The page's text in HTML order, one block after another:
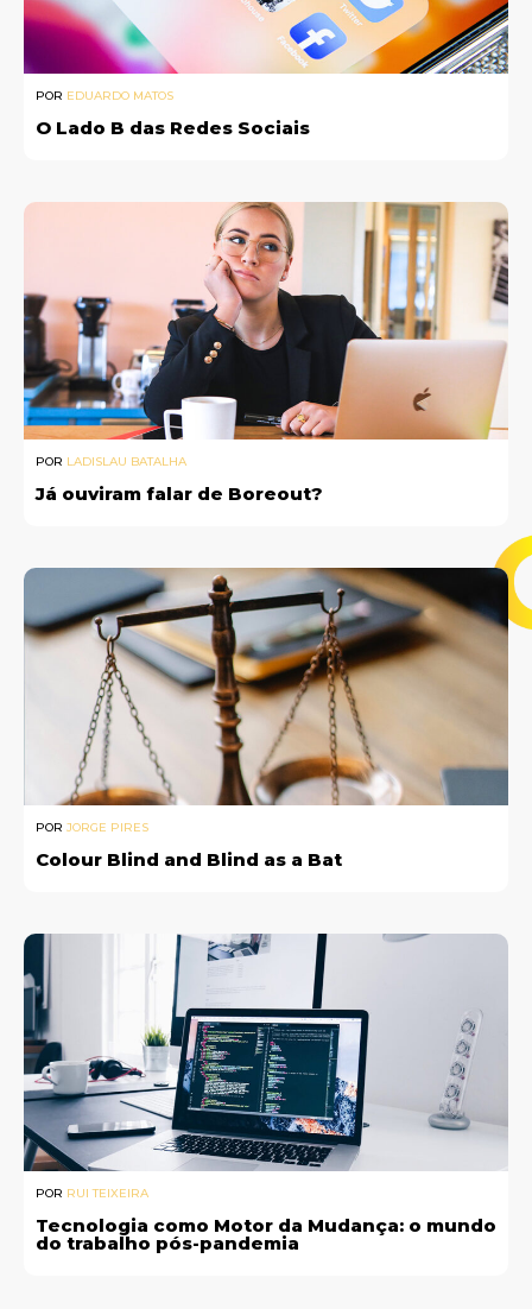
POR EDUARDO MATOS
O Lado B das Redes Sociais
POR LADISLAU BATALHA
Já ouviram falar de Boreout?
POR JORGE PIRES
Colour Blind and Blind as a Bat
POR RUI TEIXEIRA
Tecnologia como Motor da Mudança: o mundo
do trabalho pós-pandemia